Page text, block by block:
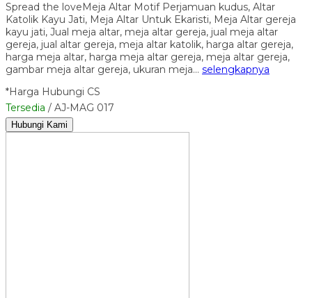
Spread the loveMeja Altar Motif Perjamuan kudus, Altar
Katolik Kayu Jati, Meja Altar Untuk Ekaristi, Meja Altar gereja
kayu jati, Jual meja altar, meja altar gereja, jual meja altar
gereja, jual altar gereja, meja altar katolik, harga altar gereja,
harga meja altar, harga meja altar gereja, meja altar gereja,
gambar meja altar gereja, ukuran meja… selengkapnya
*Harga Hubungi CS
Tersedia / AJ-MAG 017
Hubungi Kami